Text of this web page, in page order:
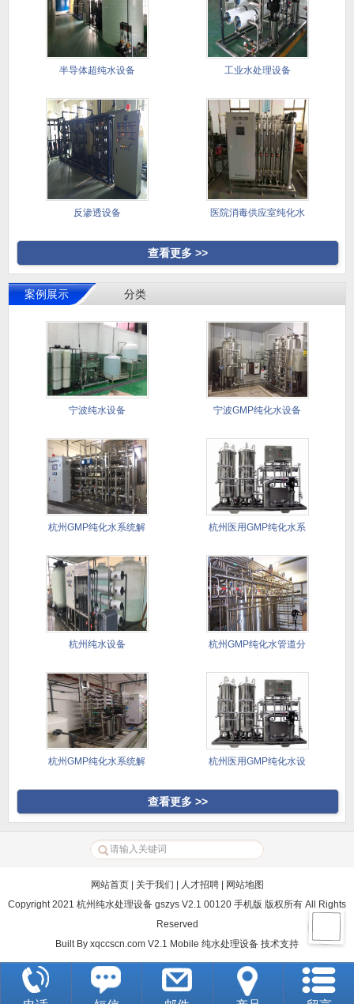
半导体超纯水设备 工业水处理设备
反渗透设备 医院消毒供应室纯化水
查看更多 >>
案例展示 分类
宁波纯水设备 宁波GMP纯化水设备
杭州GMP纯化水系统解 杭州医用GMP纯化水系
杭州纯水设备 杭州GMP纯化水管道分
杭州GMP纯化水系统解 杭州医用GMP纯化水设
查看更多 >>
网站首页| 关于我们 | 人才招聘| 网站地图
Copyright 2021 杭州纯水处理设备 gszys V2.1 00120 手机版 版权所有 All Rights
Reserved
Built By xqccscn.com V2.1 Mobile 纯水处理设备 技术支持